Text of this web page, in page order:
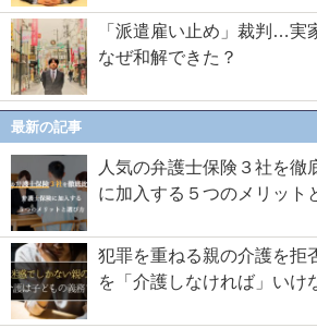
「派遣雇い止め」裁判…実
なぜ和解できた？
最新の記事
人気の弁護士保険３社を徹
に加入する５つのメリット
犯罪を重ねる親の介護を
を「介護しなければ」いけ